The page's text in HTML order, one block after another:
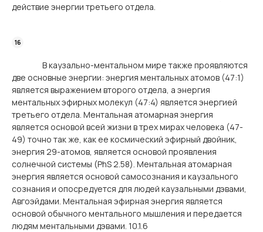
действие энергии третьего отдела.
В каузально-ментальном мире также проявляются
две основные энергии: энергия ментальных атомов (47:1)
является выражением второго отдела, а энергия
ментальных эфирных молекул (47:4) является энергией
третьего отдела. Ментальная атомарная энергия
является основой всей жизни в трех мирах человека (47-
49) точно так же, как ее космический эфирный двойник,
энергия 29-атомов, является основой проявления
солнечной системы (PhS 2.58). Ментальная атомарная
энергия является основой самосознания и каузального
сознания и опосредуется для людей каузальными дэвами,
Авгоэйдами. Ментальная эфирная энергия является
основой обычного ментального мышления и передается
людям ментальными дэвами. 10.1.6